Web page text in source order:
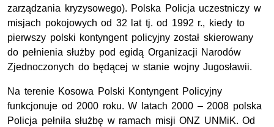
zarządzania kryzysowego). Polska Policja uczestniczy w
misjach pokojowych od 32 lat tj. od 1992 r., kiedy to
pierwszy polski kontyngent policyjny został skierowany
do pełnienia służby pod egidą Organizacji Narodów
Zjednoczonych do będącej w stanie wojny Jugosławii.
Na terenie Kosowa Polski Kontyngent Policyjny
funkcjonuje od 2000 roku. W latach 2000 – 2008 polska
Policja pełniła służbę w ramach misjiONZ UNMiK. Od